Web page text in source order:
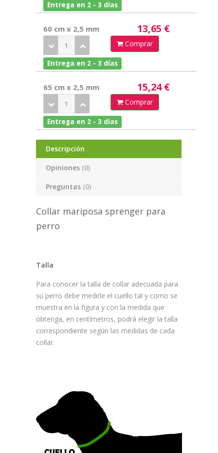
Entrega en 2 - 3 días
60 cm x 2,5 mm 13,65 €
Comprar
Entrega en 2 - 3 días
65 cm x 2,5 mm 15,24 €
Comprar
Entrega en 2 - 3 días
Descripción
Opiniones (0)
Preguntas (0)
Collar mariposa sprenger para
perro
Talla
Para conocer la talla de collar adecuada para
su perro debe medirle el cuello tal y como se
muestra en la figura y con la medida que
obtenga, en centímetros, podrá elegir la talla
correspondiente según las medidas de cada
collar.